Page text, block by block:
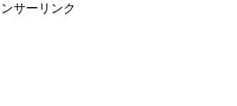
サーリンク